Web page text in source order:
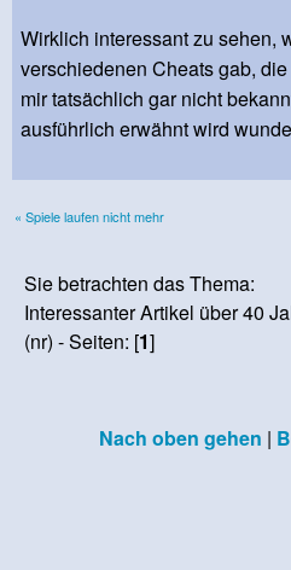
Wirklich interessant zu sehen,
verschiedenen Cheats gab,
mir tatsächlich gar nicht
ausführlich erwähnt wird
« Spiele laufen nicht mehr
Sie betrachten das Thema:
Interessanter Artikel über 40
(nr) - Seiten: [1]
Nach oben gehen |